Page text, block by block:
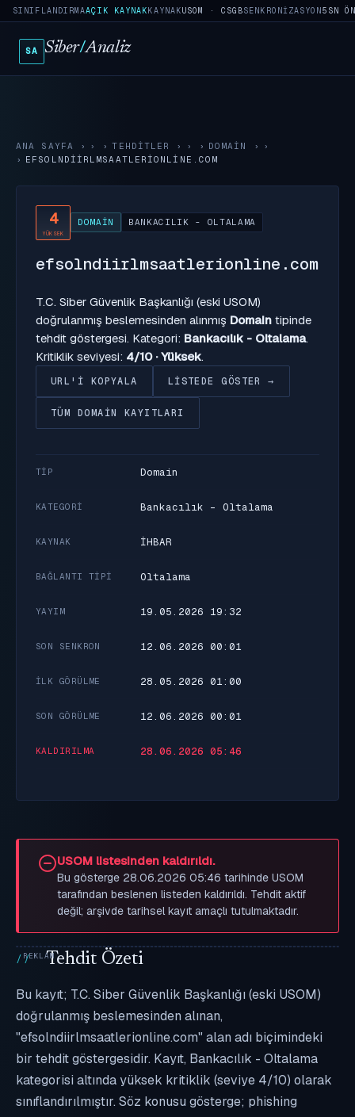
SINIFLANDIRMAAÇIK KAYNAKKAYNAKUSOM · CSGBSENKRONIZASYON5SN
SA Siber/Analiz
ANA SAYFA › TEHDITLER › DOMAIN
›
EFSOLNDIIRLMSAATLERIONLINE.COM
4
YÜKSEK
DOMAIN BANKACILIK - OLTALAMA
efsolndiirlmsaatlerionline.com
T.C. Siber Güvenlik Başkanlığı (eski USOM)
doğrulanmış beslemesinden alınmış Domain tipinde
tehdit göstergesi. Kategori: Bankacılık - Oltalama.
Kritiklik seviyesi: 4/10 · Yüksek.
URL'I KOPYALA LISTEDE GÖSTER →
TÜM DOMAIN KAYITLARI
TIP Domain
KATEGORI Bankacılık - Oltalama
KAYNAK İHBAR
BAĞLANTI TIPI Oltalama
YAYIM 19.05.2026 19:32
SON SENKRON 12.06.2026 00:01
İLK GÖRÜLME 28.05.2026 01:00
SON GÖRÜLME 12.06.2026 00:01
KALDIRILMA 28.06.2026 05:46
USOM listesinden kaldırıldı.
Bu gösterge 28.06.2026 05:46 tarihinde USOM
tarafından beslenen listeden kaldırıldı. Tehdit aktif
değil; arşivde tarihsel kayıt amaçlı tutulmaktadır.
Tehdit Özeti
Bu kayıt; T.C. Siber Güvenlik Başkanlığı (eski USOM)
doğrulanmış beslemesinden alınan,
"efsolndiirlmsaatlerionline.com" alan adı biçimindeki
bir tehdit göstergesidir. Kayıt, Bankacılık - Oltalama
kategorisi altında yüksek kritiklik (seviye 4/10) olarak
sınıflandırılmıştır. Söz konusu gösterge; phishing